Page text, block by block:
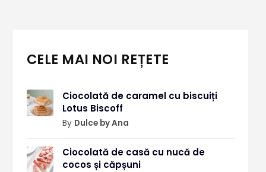
CELE MAI NOI REȚETE
Ciocolată de caramel cu biscuiți
Lotus Biscoff
By Dulce by Ana
Ciocolată de casă cu nucă de
cocos și căpșuni